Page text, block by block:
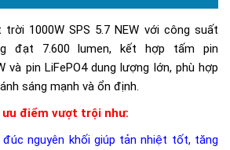
1000W SPS 5.7 NEW với công suất
đạt 7.600 lumen, kết hợp tấm pin
và pin LiFePO4 dung lượng lớn, phù hợp
sáng mạnh và ổn định.
điểm vượt trội như:
nguyên khối giúp tản nhiệt tốt, tăng